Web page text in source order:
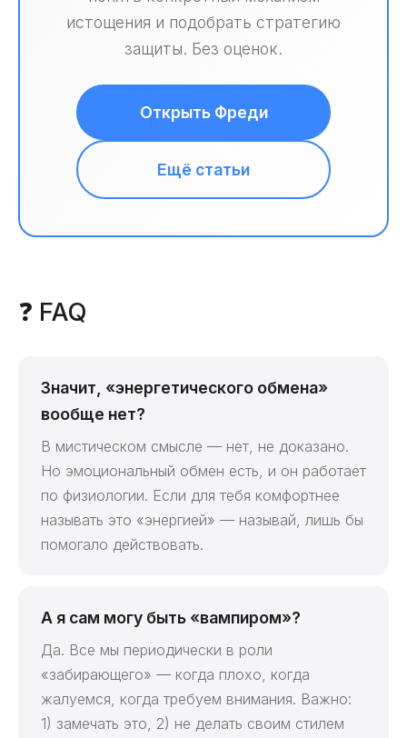
истощения и подобрать стратегию
защиты. Без оценок.
Открыть Фреди
Ещё статьи
❓ FAQ
Значит, «энергетического обмена»
вообще нет?
В мистическом смысле — нет, не доказано.
Но эмоциональный обмен есть, и он работает
по физиологии. Если для тебя комфортнее
называть это «энергией» — называй, лишь бы
помогало действовать.
А я сам могу быть «вампиром»?
Да. Все мы периодически в роли
«забирающего» — когда плохо, когда
жалуемся, когда требуем внимания. Важно:
1) замечать это, 2) не делать своим стилем